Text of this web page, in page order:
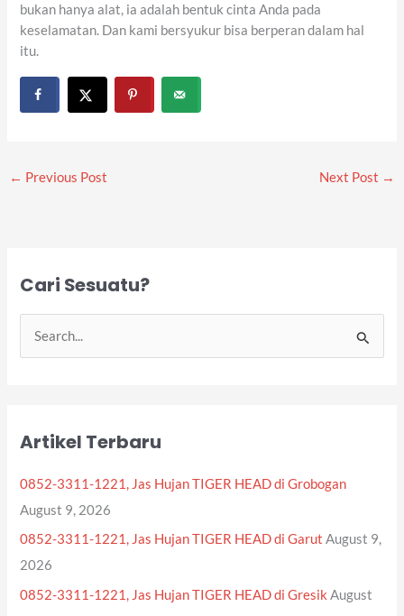
bukan hanya alat, ia adalah bentuk cinta Anda pada
keselamatan. Dan kami bersyukur bisa berperan dalam hal
itu.
← Previous Post Next Post →
Cari Sesuatu?
c
Artikel Terbaru
0852-3311-1221, Jas Hujan TIGER HEAD di Grobogan
August 9, 2026
0852-3311-1221, Jas Hujan TIGER HEAD di Garut August 9,
2026
0852-3311-1221, Jas Hujan TIGER HEAD di Gresik August